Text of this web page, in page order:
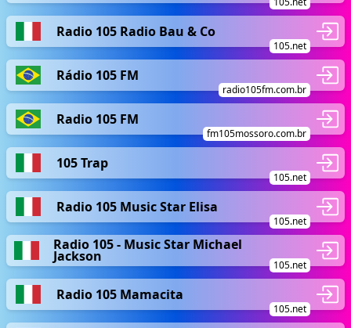
Radio 105 Radio Bau & Co
105.net
Rádio 105 FM
radio105fm.com.br
Radio 105 FM
fm105mossoro.com.br
105 Trap
105.net
Radio 105 Music Star Elisa
105.net
Radio 105 - Music Star Michael
Jackson
105.net
Radio 105 Mamacita
105.net